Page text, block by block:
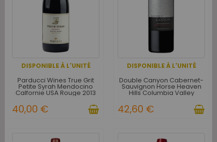
DISPONIBLE À L'UNITÉ
Parducci Wines True Grit
Petite Syrah Mendocino
Calfornie USA Rouge 2013
40,00 €
DISPONIBLE À L'UNITÉ
Double Canyon Cabernet-
Sauvignon Horse Heaven
Hills Columbia Valley
Washington USA Rouge
42,60 €